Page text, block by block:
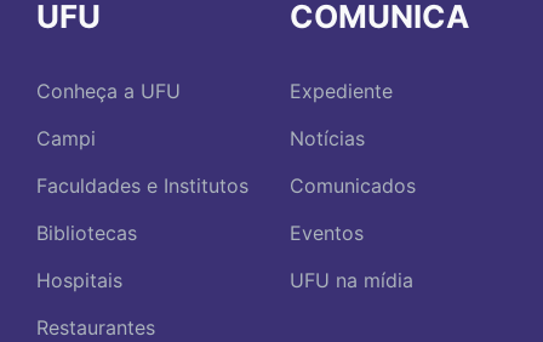
UFU
Conheça a UFU
Campi
Faculdades e Institutos
Bibliotecas
Hospitais
Restaurantes
COMUNICA
Expediente
Notícias
Comunicados
Eventos
UFU na mídia